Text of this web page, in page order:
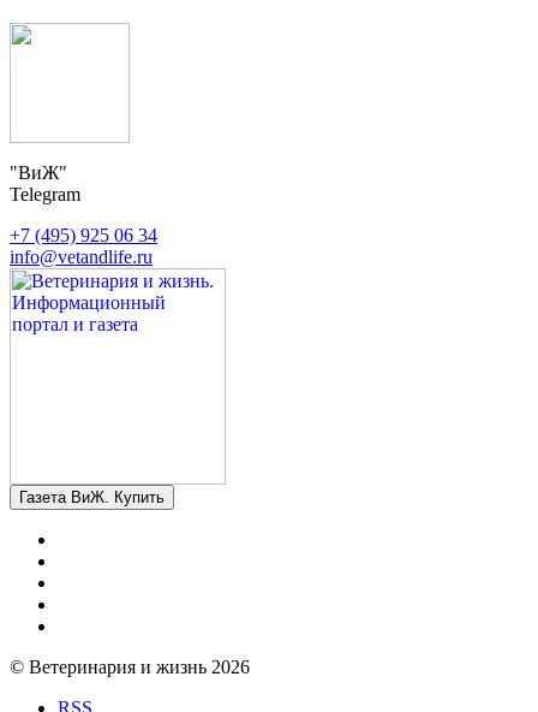
"ВиЖ"
Telegram
+7 (495) 925 06 34
info@vetandlife.ru
Газета ВиЖ. Купить
© Ветеринария и жизнь 2026